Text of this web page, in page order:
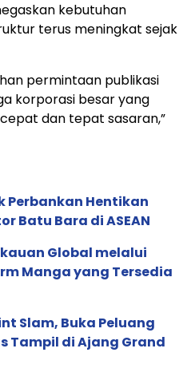
kebutuhan
terus meningkat sejak
permintaan publikasi
korporasi besar yang
dan tepat sasaran,”
Perbankan Hentikan
Batu Bara di ASEAN
Global melalui
Manga yang Tersedia
Slam, Buka Peluang
Tampil di Ajang Grand